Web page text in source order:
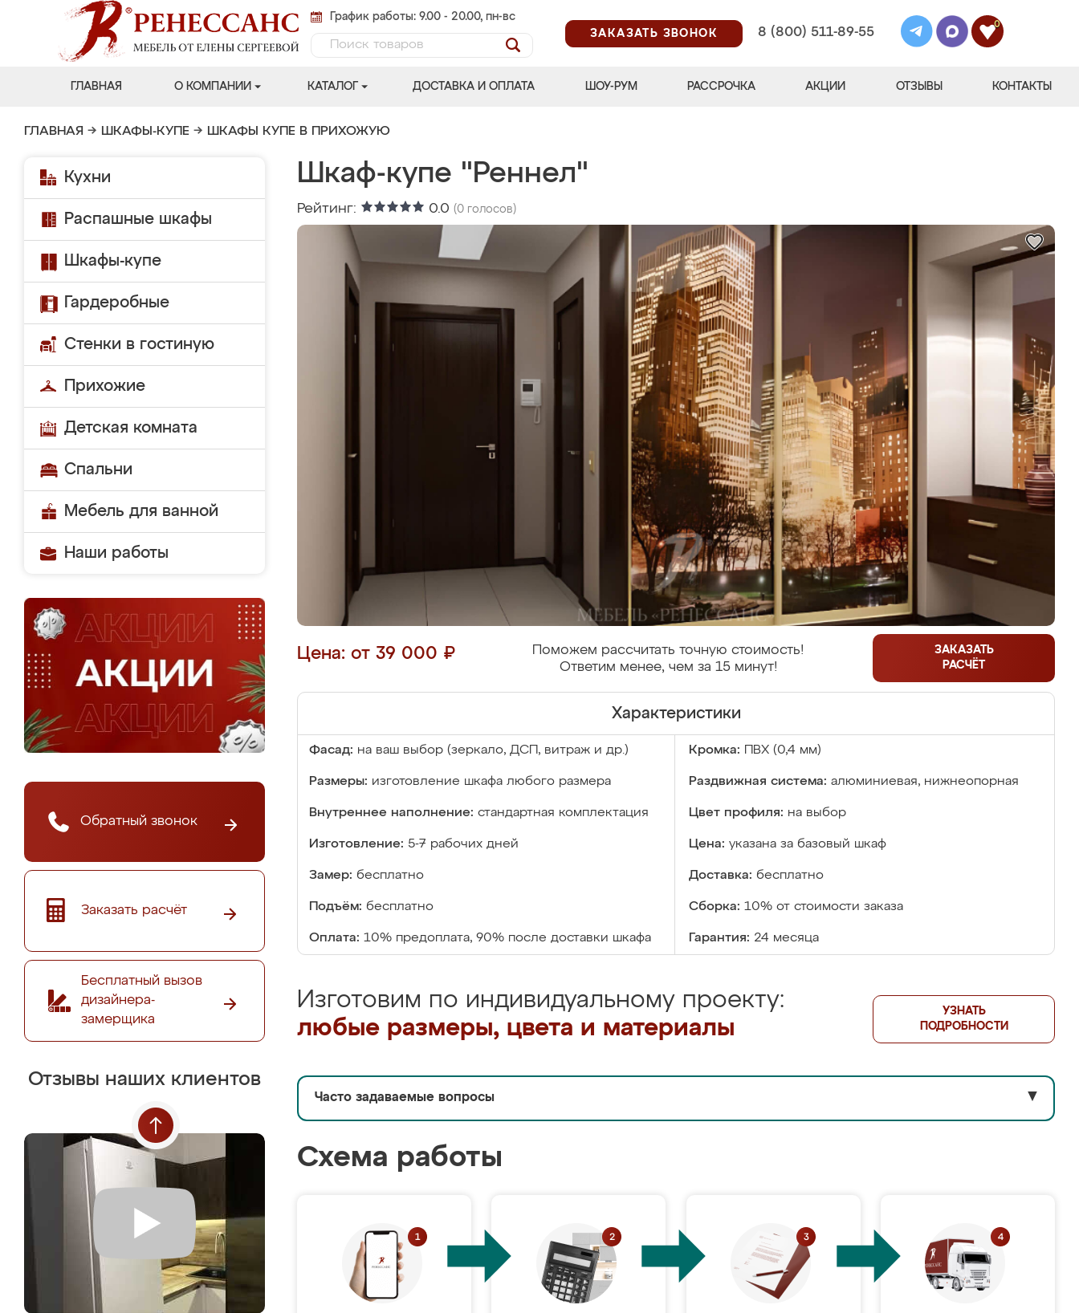
График работы: 9.00 - 20.00, пн-вс
ЗАКАЗАТЬ ЗВОНОК
8 (800) 511-89-55
0
ГЛАВНАЯ О КОМПАНИИ КАТАЛОГ ДОСТАВКА И ОПЛАТА ШОУ-РУМ РАССРОЧКА АКЦИИ ОТЗЫВЫ КОНТАКТЫ
ГЛАВНАЯ → ШКАФЫ-КУПЕ → ШКАФЫ КУПЕ В ПРИХОЖУЮ
Кухни
Распашные шкафы
Шкафы-купе
Гардеробные
Стенки в гостиную
Прихожие
Детская комната
Спальни
Мебель для ванной
Наши работы
Обратный звонок
Заказать расчёт
Бесплатный вызов
дизайнера-
замерщика
Отзывы наших клиентов
Шкаф-купе "Реннел"
Рейтинг: 0.0 (0 голосов)
Цена: от 39 000 ₽
Поможем рассчитать точную стоимость!
Ответим менее, чем за 15 минут!
ЗАКАЗАТЬ
РАСЧЁТ
Характеристики
Фасад: на ваш выбор (зеркало, ДСП, витраж и др.) Кромка: ПВХ (0,4 мм)
Размеры: изготовление шкафа любого размера Раздвижная система: алюминиевая, нижнеопорная
Внутреннее наполнение: стандартная комплектация Цвет профиля: на выбор
Изготовление: 5-7 рабочих дней Цена: указана за базовый шкаф
Замер: бесплатно Доставка: бесплатно
Подъём: бесплатно Сборка: 10% от стоимости заказа
Оплата: 10% предоплата, 90% после доставки шкафа Гарантия: 24 месяца
Изготовим по индивидуальному проекту:
любые размеры, цвета и материалы
УЗНАТЬ
ПОДРОБНОСТИ
Часто задаваемые вопросы ▼
Схема работы